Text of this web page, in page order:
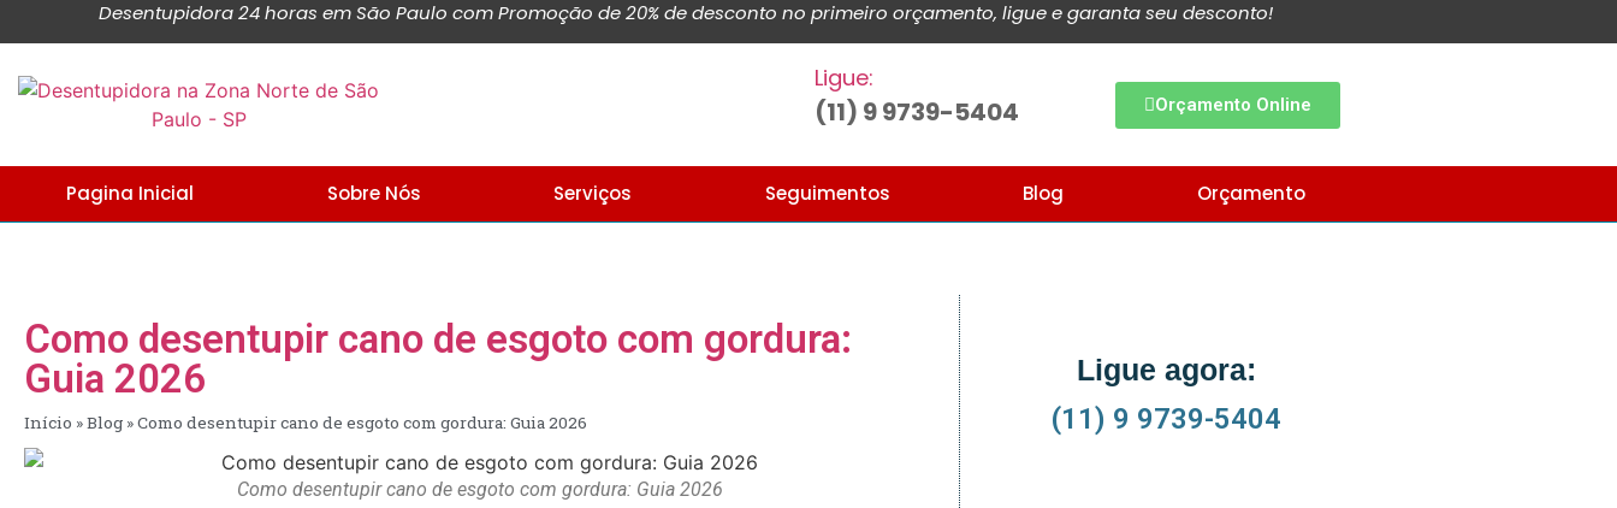
Desentupidora 24 horas em São Paulo com Promoção de 20% de desconto no primeiro orçamento, ligue e garanta seu desconto!
Ligue:
(11) 9 9739-5404 Orçamento Online
Pagina Inicial Sobre Nós Serviços Seguimentos Blog Orçamento
Como desentupir cano de esgoto com gordura:
Guia 2026
Início »Blog »Como desentupir cano de esgoto com gordura: Guia 2026
Como desentupir cano de esgoto com gordura: Guia 2026
Ligue agora:
(11) 9 9739-5404